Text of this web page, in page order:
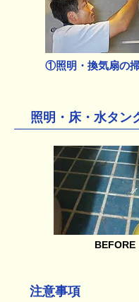
①照明・換気扇の
照明・床・水タン
BEFORE
注意事項